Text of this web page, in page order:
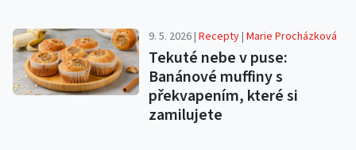
9. 5. 2026 |Recepty|Marie Procházková
Tekuté nebe v puse:
Banánové muffiny s
překvapením, které si
zamilujete